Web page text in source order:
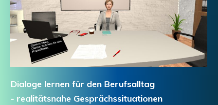
Dialoge lernen für den Berufsalltag
- realitätsnahe Gesprächssituationen